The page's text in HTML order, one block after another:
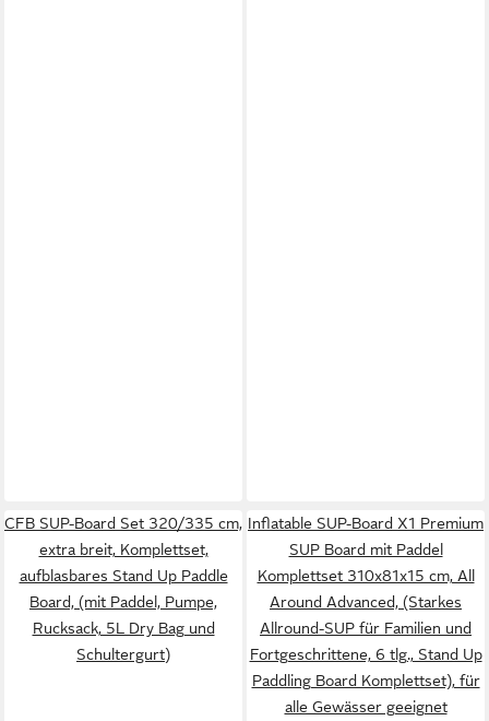
CFB SUP-Board Set 320/335 cm,
extra breit, Komplettset,
aufblasbares Stand Up Paddle
Board, (mit Paddel, Pumpe,
Rucksack, 5L Dry Bag und
Schultergurt)
Inflatable SUP-Board X1 Premium
SUP Board mit Paddel
Komplettset 310x81x15 cm, All
Around Advanced, (Starkes
Allround-SUP für Familien und
Fortgeschrittene, 6 tlg., Stand Up
Paddling Board Komplettset), für
alle Gewässer geeignet